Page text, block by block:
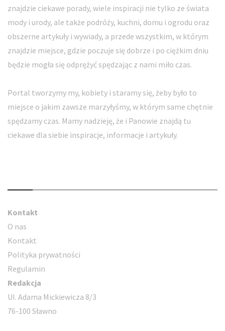
znajdzie ciekawe porady, wiele inspiracji nie tylko ze świata
mody i urody, ale także podróży, kuchni, domu i ogrodu oraz
obszerne artykuły i wywiady, a przede wszystkim, w którym
znajdzie miejsce, gdzie poczuje się dobrze i po ciężkim dniu
będzie mogła się odprężyć spędzając z nami miło czas.
Portal tworzymy my, kobiety i staramy się, żeby było to
miejsce o jakim zawsze marzyłyśmy, w którym same chętnie
spędzamy czas. Mamy nadzieję, że i Panowie znajdą tu
ciekawe dla siebie inspiracje, informacje i artykuły.
Kontakt
O nas
Kontakt
Polityka prywatności
Regulamin
Redakcja
Ul. Adama Mickiewicza 8/3
76-100 Sławno